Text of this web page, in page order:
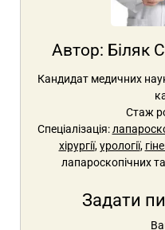
Автор: Біляк
Кандидат медичних
Стаж
Спеціалізація:
хірургії,урології,
лапароскопічних
Задати